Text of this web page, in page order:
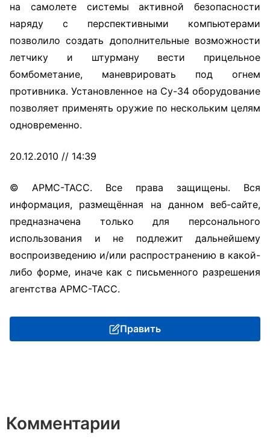
на самолете системы активной безопасности
наряду с перспективными компьютерами
позволило создать дополнительные возможности
летчику и штурману вести прицельное
бомбометание, маневрировать под огнем
противника. Установленное на Су-34 оборудование
позволяет применять оружие по нескольким целям
одновременно.
20.12.2010 // 14:39
© АРМС-ТАСС. Все права защищены. Вся
информация, размещённая на данном веб-сайте,
предназначена только для персонального
использования и не подлежит дальнейшему
воспроизведению и/или распространению в какой-
либо форме, иначе как с письменного разрешения
агентства АРМС-ТАСС.
Править
Комментарии